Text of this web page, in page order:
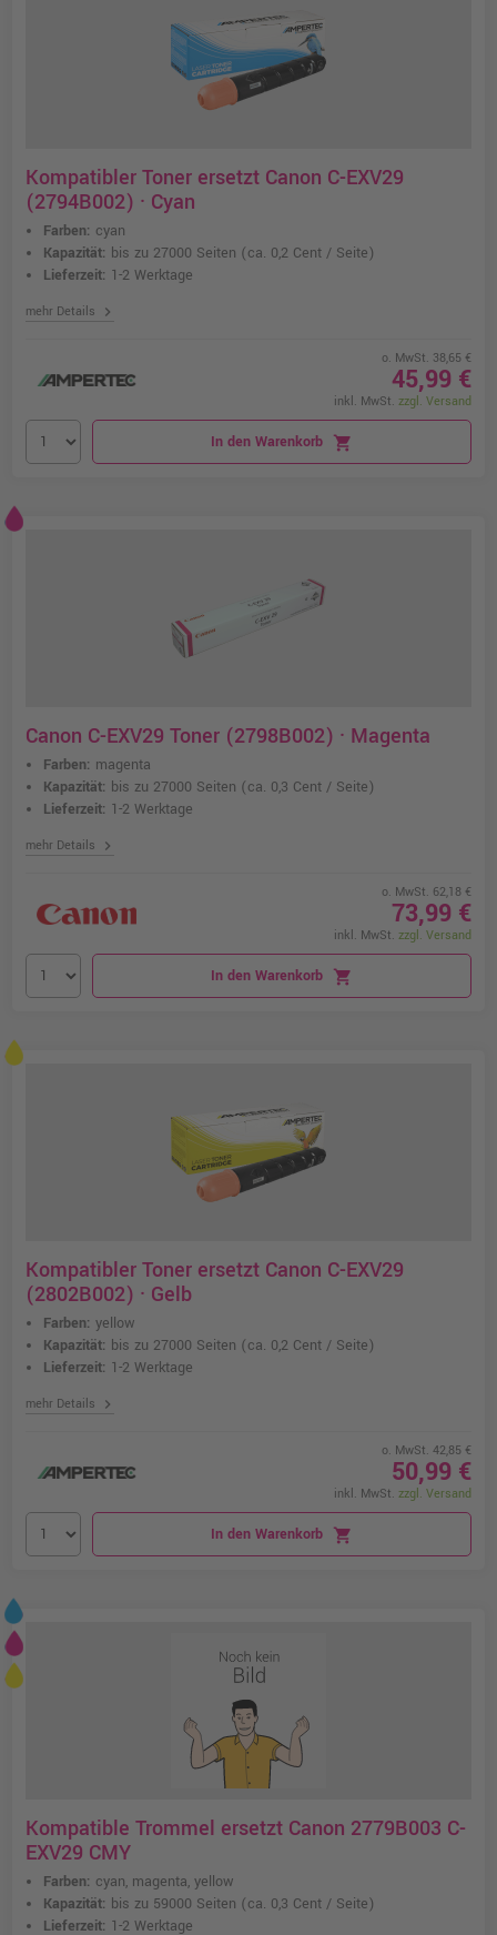
Kompatibler Toner ersetzt Canon C-EXV29
(2794B002) · Cyan
Farben: cyan
Kapazität: bis zu 27000 Seiten (ca. 0,2 Cent / Seite)
Lieferzeit: 1-2 Werktage
mehr Details chevron_right
o. MwSt. 38,65 €
45,99 €
inkl. MwSt. zzgl. Versand
In den Warenkorb shopping_cart
Canon C-EXV29 Toner (2798B002) · Magenta
Farben: magenta
Kapazität: bis zu 27000 Seiten (ca. 0,3 Cent / Seite)
Lieferzeit: 1-2 Werktage
mehr Details chevron_right
o. MwSt. 62,18 €
73,99 €
inkl. MwSt. zzgl. Versand
In den Warenkorb shopping_cart
Kompatibler Toner ersetzt Canon C-EXV29
(2802B002) · Gelb
Farben: yellow
Kapazität: bis zu 27000 Seiten (ca. 0,2 Cent / Seite)
Lieferzeit: 1-2 Werktage
mehr Details chevron_right
o. MwSt. 42,85 €
50,99 €
inkl. MwSt. zzgl. Versand
In den Warenkorb shopping_cart
Kompatible Trommel ersetzt Canon 2779B003 C-
EXV29 CMY
Farben: cyan, magenta, yellow
Kapazität: bis zu 59000 Seiten (ca. 0,3 Cent / Seite)
Lieferzeit: 1-2 Werktage